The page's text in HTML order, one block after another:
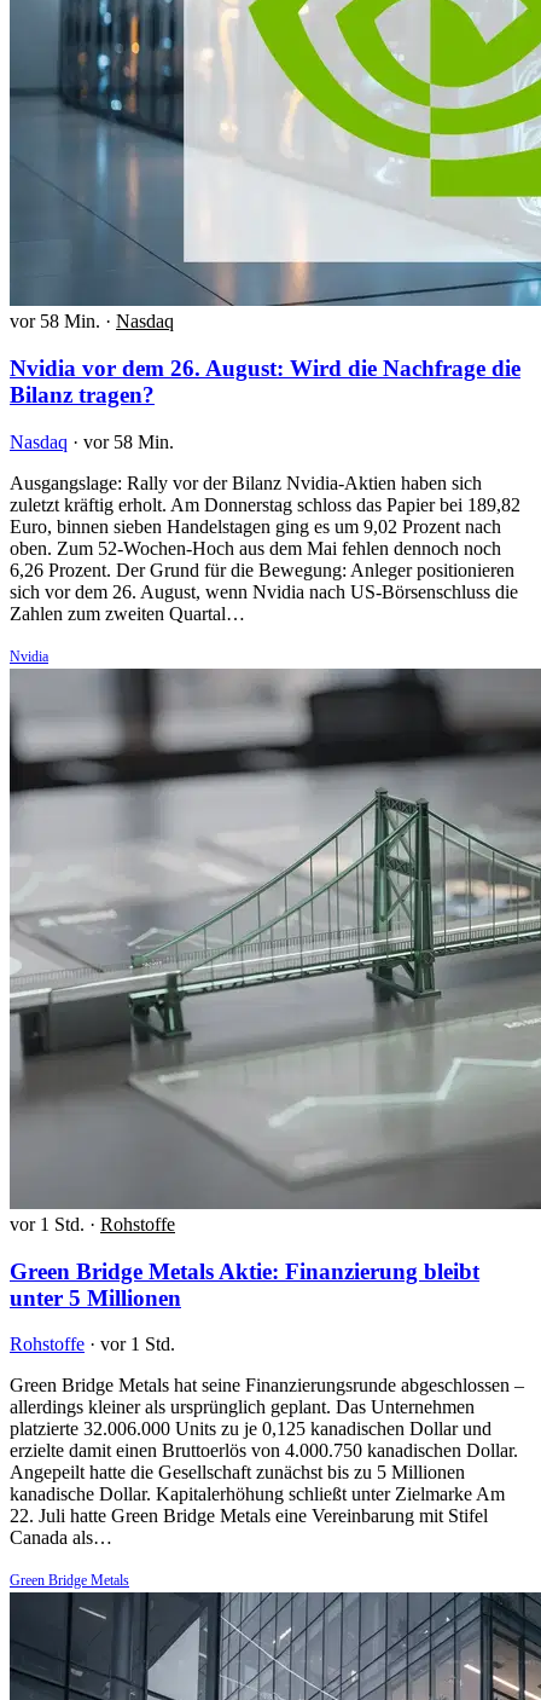
vor 58 Min. · Nasdaq
Nvidia vor dem 26. August: Wird die Nachfrage die
Bilanz tragen?
Nasdaq · vor 58 Min.
Ausgangslage: Rally vor der Bilanz Nvidia-Aktien haben sich
zuletzt kräftig erholt. Am Donnerstag schloss das Papier bei 189,82
Euro, binnen sieben Handelstagen ging es um 9,02 Prozent nach
oben. Zum 52-Wochen-Hoch aus dem Mai fehlen dennoch noch
6,26 Prozent. Der Grund für die Bewegung: Anleger positionieren
sich vor dem 26. August, wenn Nvidia nach US-Börsenschluss die
Zahlen zum zweiten Quartal…
Nvidia
vor 1 Std. · Rohstoffe
Green Bridge Metals Aktie: Finanzierung bleibt
unter 5 Millionen
Rohstoffe · vor 1 Std.
Green Bridge Metals hat seine Finanzierungsrunde abgeschlossen –
allerdings kleiner als ursprünglich geplant. Das Unternehmen
platzierte 32.006.000 Units zu je 0,125 kanadischen Dollar und
erzielte damit einen Bruttoerlös von 4.000.750 kanadischen Dollar.
Angepeilt hatte die Gesellschaft zunächst bis zu 5 Millionen
kanadische Dollar. Kapitalerhöhung schließt unter Zielmarke Am
22. Juli hatte Green Bridge Metals eine Vereinbarung mit Stifel
Canada als…
Green Bridge Metals